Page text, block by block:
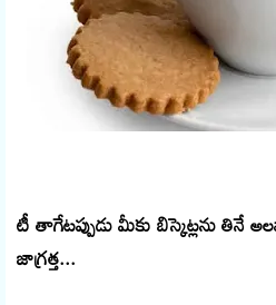
టీ తాగేట‌ప్పుడు మీకు బిస్కెట్ల‌ను
జాగ్ర‌త్త‌...